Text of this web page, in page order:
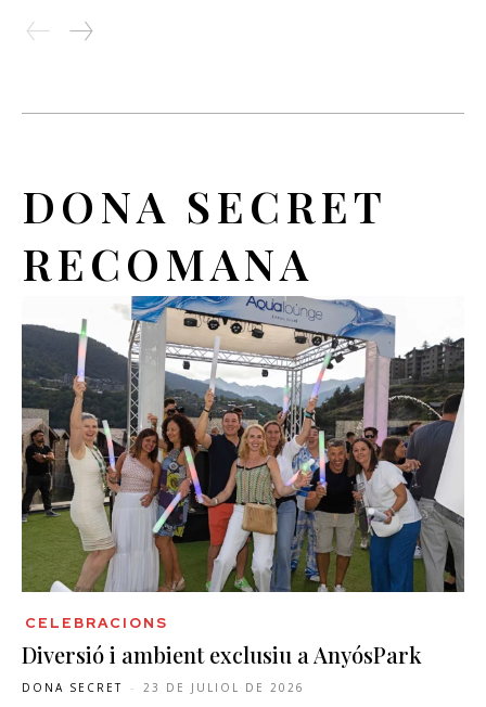
DONA SECRET
RECOMANA
CELEBRACIONS
Diversió i ambient exclusiu a AnyósPark
DONA SECRET - 23 DE JULIOL DE 2026